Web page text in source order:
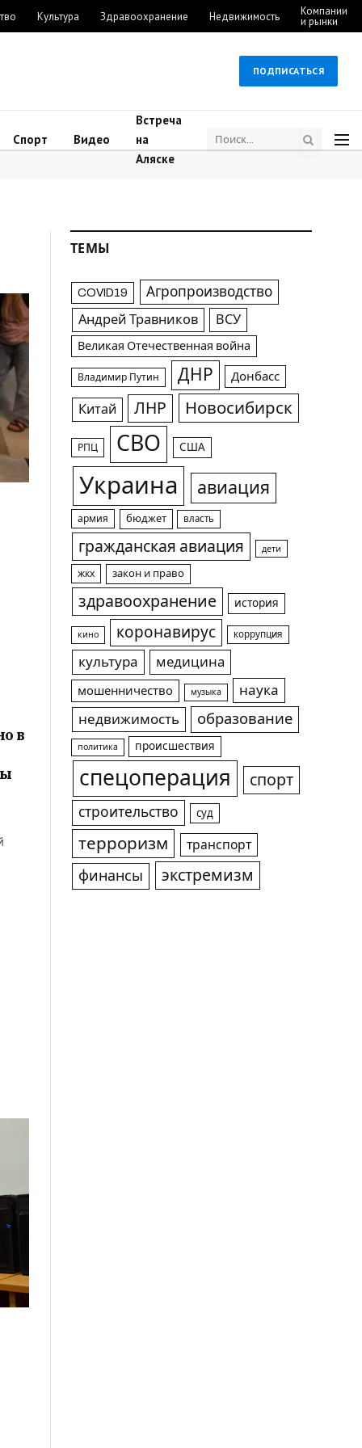
Культура Здравоохранение Недвижимость Компании
и рынки
ПОДПИСАТЬСЯ
Спорт Видео
Встреча
на
Аляске
в
ТЕМЫ
COVID19 Агропроизводство
Андрей Травников ВСУ
Великая Отечественная война
Владимир Путин ДНР Донбасс
Китай ЛНР Новосибирск
РПЦ СВО США
Украина авиация
армия бюджет власть
гражданская авиация дети
жкх закон и право
здравоохранение история
кино коронавирус коррупция
культура медицина
мошенничество музыка
наука
недвижимость
образование
политика происшествия
спецоперация спорт
строительство суд
терроризм транспорт
финансы экстремизм